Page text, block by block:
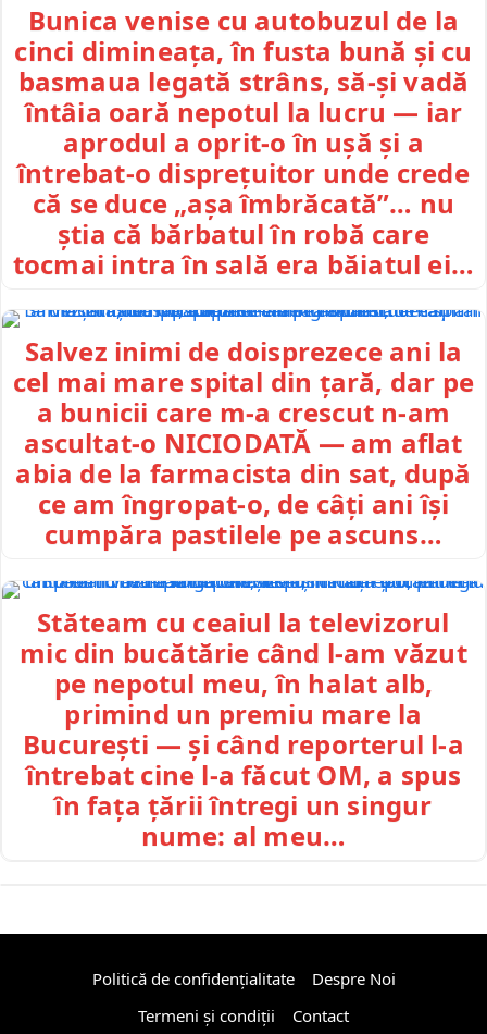
Bunica venise cu autobuzul de la
cinci dimineața, în fusta bună și cu
basmaua legată strâns, să-și vadă
întâia oară nepotul la lucru — iar
aprodul a oprit-o în ușă și a
întrebat-o disprețuitor unde crede
că se duce „așa îmbrăcată”… nu
știa că bărbatul în robă care
tocmai intra în sală era băiatul ei…
Salvez inimi de doisprezece ani la
cel mai mare spital din țară, dar pe
a bunicii care m-a crescut n-am
ascultat-o NICIODATĂ — am aflat
abia de la farmacista din sat, după
ce am îngropat-o, de câți ani își
cumpăra pastilele pe ascuns…
Stăteam cu ceaiul la televizorul
mic din bucătărie când l-am văzut
pe nepotul meu, în halat alb,
primind un premiu mare la
București — și când reporterul l-a
întrebat cine l-a făcut OM, a spus
în fața țării întregi un singur
nume: al meu…
Politică de confidențialitate
Despre Noi
Termeni și condiții
Contact